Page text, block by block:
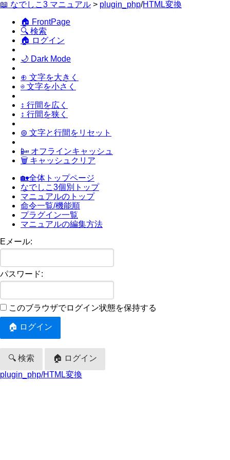
📖 なでしこ3 マニュアル > plugin_php/HTML変換
🏠 FrontPage
🔍 検索
🏠 ログイン
🌙 Dark Mode
⊕ 文字を大きく
⊖ 文字を小さく
↕ 行間を広く
↕ 行間を狭く
⊚ 文字と行間をリセット
📴 オフラインキャッシュ
🗑 キャッシュクリア
🏡全体トップページ
なでしこ3個別トップ
マニュアルのトップ
命令一覧/機能順
プラグイン一覧
マニュアルの編集方法
Eメール:
パスワード:
このブラウザでログイン状態を保持する
🔍 検索
🏠 ログイン
plugin_php/HTML変換